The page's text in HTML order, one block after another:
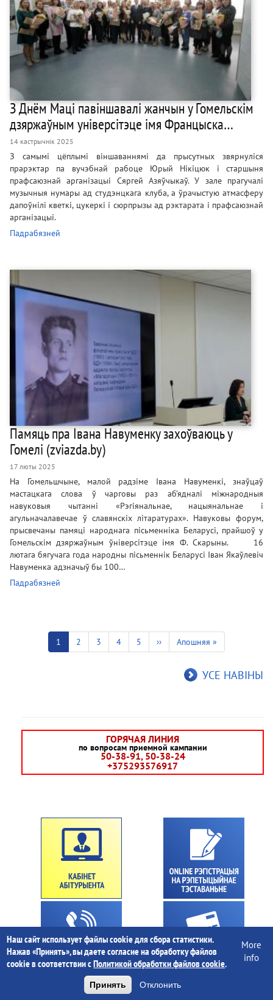
З Днём Маці павіншавалі жанчын у Гомельскім
дзяржаўным універсітэце імя Францыска…
14 кастрычнік 2025
З самымі цёплымі віншаваннямі да прысутных звярнуліся
прарэктар па вучэбнай рабоце Юрый Нікіцюк і старшыня
прафсаюзнай арганізацыі Сяргей Азяўчыкаў. У зале прагучалі
музычныя нумары ад студэнцкага клуба, а ўрачыстую атмасферу
дапоўнілі кветкі, цукеркі і сюрпрызы ад рэктарата і прафсаюзнай
арганізацыі.
Падрабязней
Памяць пра Івана Навуменку захоўваюць у
Гомелі (zviazda.by)
17 люты 2025
На Гомельшчыне, малой радзіме Івана Навуменкі, знаўцаў
мастацкага слова ў чарговы раз аб’ядналі міжнародныя
навуковыя чытанні «Рэгіянальнае, нацыянальнае і
агульначалавечае ў славянскіх літаратурах». Навуковы форум,
прысвечаны памяці народнага пісьменніка Беларусі, прайшоў у
Гомельскім дзяржаўным ўніверсітэце імя Ф. Скарыны. 16
лютага бягучага года народны пісьменнік Беларусі Іван Якаўлевіч
Навуменка адзначыў бы 100…
Падрабязней
Pagination
Current
page
1 Старонка
2 Старонка
3 Старонка
4 Старонка
5
Next
page
››
Last
page
Апошняя »
УСЕ НАВІНЫ
ГОРЯЧАЯ ЛИНИЯ
по вопросам приемной кампании
50-38-91, 50-38-24
+375293576917
Наш сайт использует файлы cookie для сбора статистики.
Нажав «Принять», вы даете согласие на обработку файлов
cookie в соответствии сПолитикой обработки файлов cookie.
More
info
Принять Отклонить